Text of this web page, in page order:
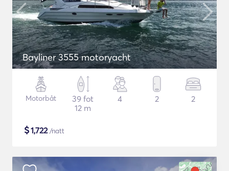
Bayliner 3555 motoryacht
Motorbåt
39 fot
12 m
4 2 2
$1,722/natt